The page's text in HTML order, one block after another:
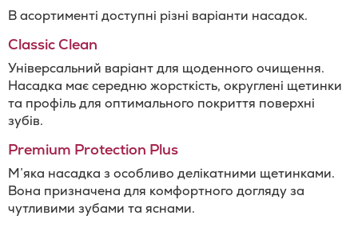
В асортименті доступні різні варіанти насадок.
Classic Clean
Універсальний варіант для щоденного очищення.
Насадка має середню жорсткість, округлені щетинки
та профіль для оптимального покриття поверхні
зубів.
Premium Protection Plus
М’яка насадка з особливо делікатними щетинками.
Вона призначена для комфортного догляду за
чутливими зубами та яснами.